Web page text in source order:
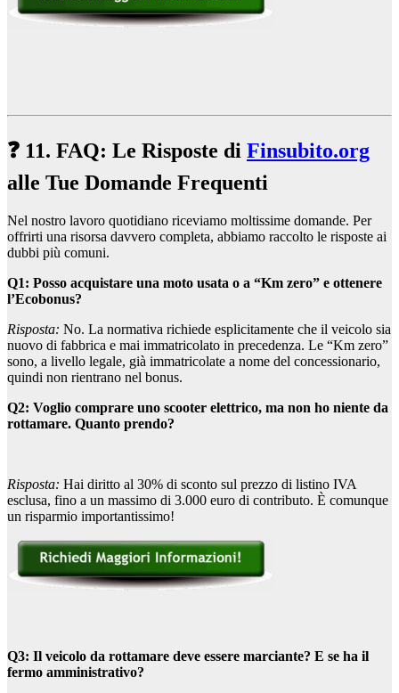
❓ 11. FAQ: Le Risposte di Finsubito.org
alle Tue Domande Frequenti
Nel nostro lavoro quotidiano riceviamo moltissime domande. Per
offrirti una risorsa davvero completa, abbiamo raccolto le risposte ai
dubbi più comuni.
Q1: Posso acquistare una moto usata o a “Km zero” e ottenere
l’Ecobonus?
Risposta: No. La normativa richiede esplicitamente che il veicolo sia
nuovo di fabbrica e mai immatricolato in precedenza. Le “Km zero”
sono, a livello legale, già immatricolate a nome del concessionario,
quindi non rientrano nel bonus.
Q2: Voglio comprare uno scooter elettrico, ma non ho niente da
rottamare. Quanto prendo?
Risposta: Hai diritto al 30% di sconto sul prezzo di listino IVA
esclusa, fino a un massimo di 3.000 euro di contributo. È comunque
un risparmio importantissimo!
Q3: Il veicolo da rottamare deve essere marciante? E se ha il
fermo amministrativo?